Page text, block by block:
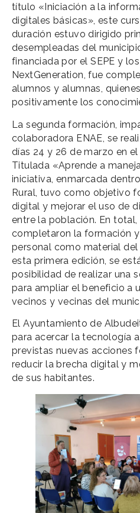
título «Iniciación a la
digitales básicas», este
duración estuvo dirigido
desempleadas del
financiada por el SEPE y
NextGeneration, fue
alumnos y alumnas,
positivamente los
La segunda formación,
colaboradora ENAE, se
días 24 y 26 de marzo en
Titulada «Aprende a
iniciativa, enmarcada
Rural, tuvo como objetivo
digital y mejorar el uso de
entre la población. En
completaron la formación
personal como material
esta primera edición, se
posibilidad de realizar una
para ampliar el beneficio a
vecinos y vecinas del
El Ayuntamiento de
para acercar la tecnología
previstas nuevas acciones
reducir la brecha digital y
de sus habitantes.